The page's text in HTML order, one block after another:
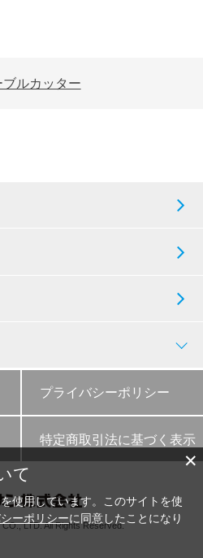
ブルカッター
プライバシーポリシー
特定商取引法に基づく表示
LTD. All Rights Reserved.
✕
て
使用しています。このサイトを使
ーポリシーに同意したことになり